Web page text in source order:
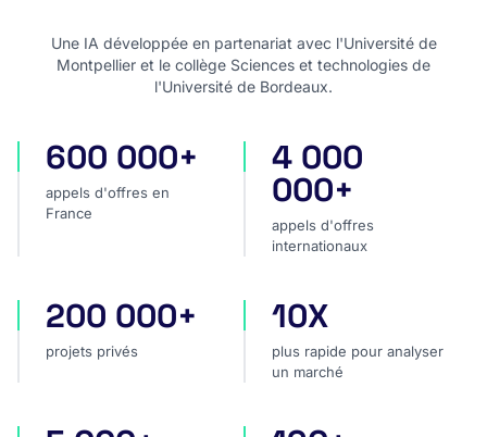
Une IA développée en partenariat avec l'Université de
Montpellier et le collège Sciences et technologies de
l'Université de Bordeaux.
appels d'offres en France
600 000+
appels d'offres en
France
appels d'offres
4 000
000+
appels d'offres
internationaux
projets privés
200 000+
projets privés
plus rapide pour analyser
10X
plus rapide pour analyser
un marché